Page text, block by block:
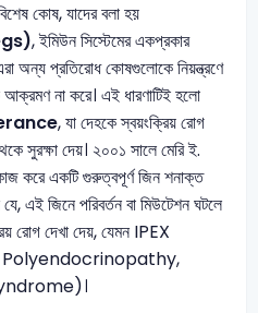
কোষ, যাদের বলা হয়
, ইমিউন সিস্টেমের একপ্রকার
অন্য প্রতিরোধ কোষগুলোকে নিয়ন্ত্রণে
আক্রমণ না করে। এই ধারণাটিই হলো
, যা দেহকে স্বয়ংক্রিয় রোগ
দেয়। ২০০১ সালে মেরি ই.
করে একটি গুরুত্বপূর্ণ জিন শনাক্ত
যে, এই জিনে পরিবর্তন বা মিউটেশন ঘটলে
রোগ দেখা দেয়, যেমন IPEX